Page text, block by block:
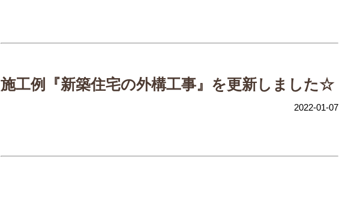
施工例『新築住宅の外構工事』を更新しました☆
2022-01-07